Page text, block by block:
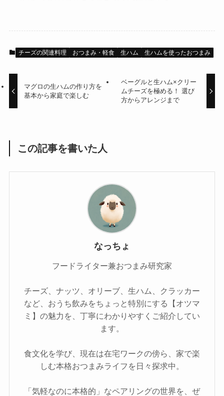
チーズの関連料理 おつまみ・軽食 生ハム 生ハムを使ったおつまみ
マグロの生ハムの作り方を
基本から家庭で楽しむ
ベーグルと生ハム×クリー
ムチーズを極める！ 選び
方からアレンジまで
この記事を書いた人
なっちょ
フードライター兼おつまみ研究家
チーズ、ナッツ、オリーブ、生ハム、クラッカー
など、おうち飲みをちょっと特別にする【オツマ
ミ】の魅力を、丁寧にわかりやすくご紹介してい
ます。
食文化を学び、現在は在宅ワークの傍ら、家で楽
しむ本格おつまみライフを日々探求中。
「気軽なのに本格的」なペアリングの世界を、ぜ